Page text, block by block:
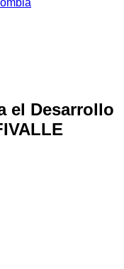
el Desarrollo